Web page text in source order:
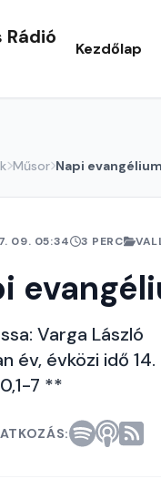
Rádió
Kezdőlap
Műsor Napi evangélium
09. 05:34 3 PERC
Varga László
év, évközi idő
7 **